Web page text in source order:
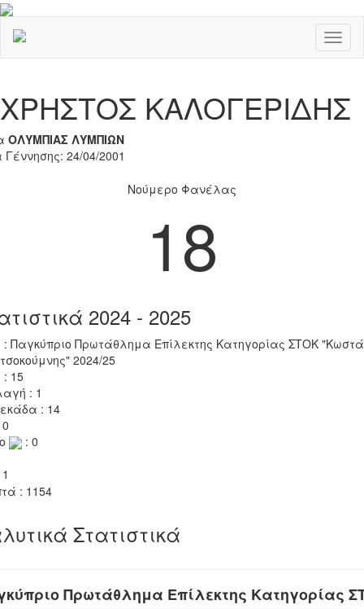
ΧΡΗΣΤΟΣ ΚΑΛΟΓΕΡΙΔΗΣ
ΟΛΥΜΠΙΑΣ ΛΥΜΠΙΩΝ
24/04/2001
Νούμερο Φανέλας
18
2024 - 2025
: Παγκύπριο Πρωτάθλημα Επίλεκτης Κατηγορίας ΣΤΟΚ
2024/25
: 15
: 1
: 14
: 0
: 1154
Στατιστικά
Πρωτάθλημα Επίλεκτης Κατηγορίας